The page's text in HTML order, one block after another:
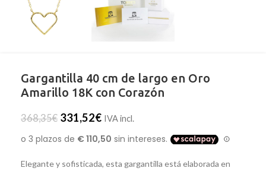
Gargantilla 40 cm de largo en Oro
Amarillo 18K con Corazón
368,35€ 331,52€ IVA incl.
Elegante y sofisticada, esta gargantilla está elaborada en